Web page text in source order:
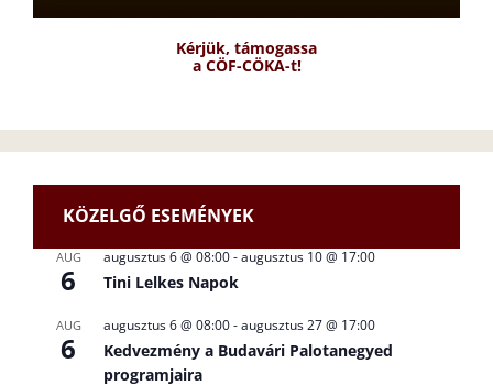
Kérjük, támogassa
a CÖF-CÖKA-t!
KÖZELGŐ ESEMÉNYEK
AUG
6
augusztus 6 @ 08:00-augusztus 10 @ 17:00
Tini Lelkes Napok
AUG
6
augusztus 6 @ 08:00-augusztus 27 @ 17:00
Kedvezmény a Budavári Palotanegyed
programjaira